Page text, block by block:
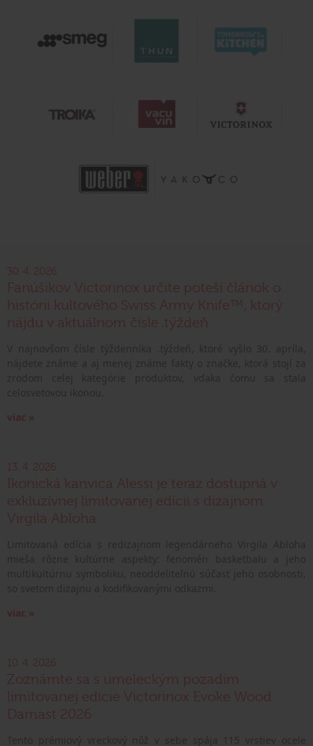
30. 4. 2026
Fanúšikov Victorinox určite poteší článok o
histórii kultového Swiss Army Knife™, ktorý
nájdu v aktuálnom čísle .týždeň
viac »
13. 4. 2026
Ikonická kanvica Alessi je teraz dostupná v
exkluzívnej limitovanej edícii s dizajnom
Virgila Abloha
viac »
10. 4. 2026
Zoznámte sa s umeleckým pozadím
limitovanej edície Victorinox Evoke Wood
Damast 2026